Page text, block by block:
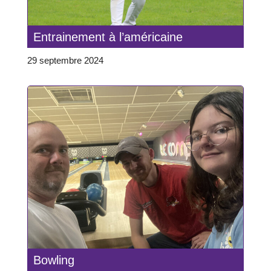
Entrainement à l’américaine
29 septembre 2024
Bowling